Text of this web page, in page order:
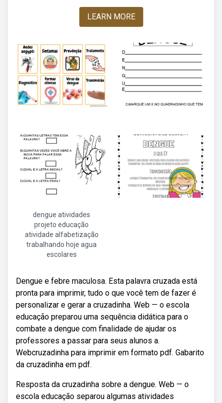
LEARN MORE
dengue atividades
projeto educação
atividade alfabetização
trabalhando hoje agua
escolares
Dengue e febre maculosa. Esta palavra cruzada está
pronta para imprimir, tudo o que você tem de fazer é
personalizar e gerar a cruzadinha. Web — o escola
educação preparou uma sequência didática para o
combate a dengue com finalidade de ajudar os
professores a passar para seus alunos a.
Webcruzadinha para imprimir em formato pdf. Gabarito
da cruzadinha em pdf.
Resposta da cruzadinha sobre a dengue. Web — o
escola educação separou algumas atividades